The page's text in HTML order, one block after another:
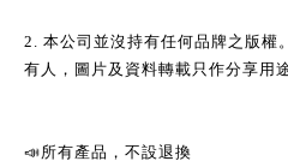
2. 本公司並沒持有任何品牌之版權
有人，圖片及資料轉載只作分享用
📣所有產品，不設退換